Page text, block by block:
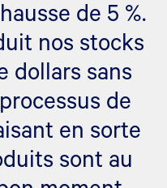
de 5 %.
nos stocks
dollars sans
de
en sorte
sont au